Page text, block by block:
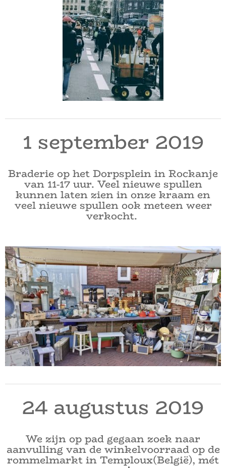
1 september 2019
Braderie op het Dorpsplein in Rockanje
van 11-17 uur. Veel nieuwe spullen
kunnen laten zien in onze kraam en
veel nieuwe spullen ook meteen weer
verkocht.
24 augustus 2019
We zijn op pad gegaan zoek naar
aanvulling van de winkelvoorraad op de
rommelmarkt in Temploux(België), mét